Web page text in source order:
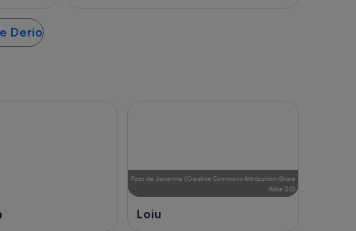
Derio
Foto de Javierme (Creative Commons Attribution-Share
Alike 2.0)
Loiu